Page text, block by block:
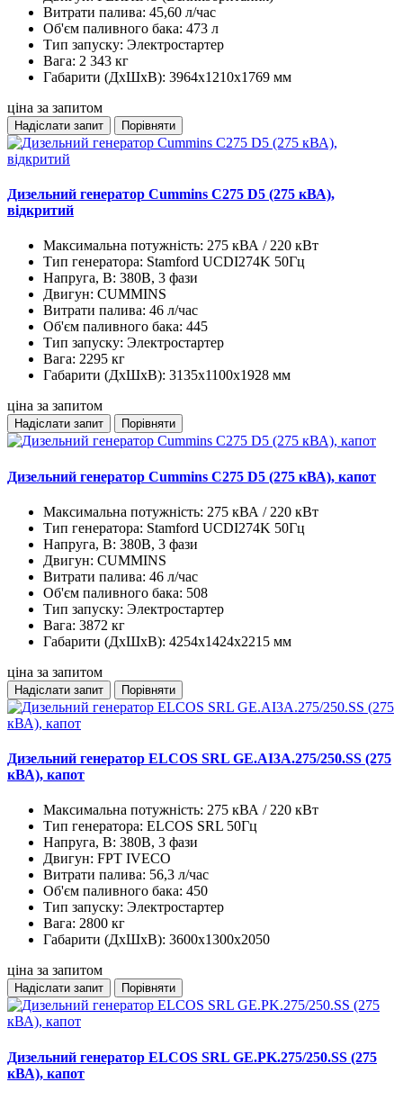
Витрати палива: 45,60 л/час
Об'єм паливного бака: 473 л
Тип запуску: Электростартер
Вага: 2 343 кг
Габарити (ДхШхВ): 3964х1210х1769 мм
ціна за запитом
Надіслати запит Порівняти
Дизельний генератор Cummins C275 D5 (275 кВА),
відкритий
Максимальна потужність: 275 кВА / 220 кВт
Тип генератора: Stamford UCDI274K 50Гц
Напруга, В: 380В, 3 фази
Двигун: CUMMINS
Витрати палива: 46 л/час
Об'єм паливного бака: 445
Тип запуску: Электростартер
Вага: 2295 кг
Габарити (ДхШхВ): 3135х1100х1928 мм
ціна за запитом
Надіслати запит Порівняти
Дизельний генератор Cummins C275 D5 (275 кВА), капот
Максимальна потужність: 275 кВА / 220 кВт
Тип генератора: Stamford UCDI274K 50Гц
Напруга, В: 380В, 3 фази
Двигун: CUMMINS
Витрати палива: 46 л/час
Об'єм паливного бака: 508
Тип запуску: Электростартер
Вага: 3872 кг
Габарити (ДхШхВ): 4254х1424х2215 мм
ціна за запитом
Надіслати запит Порівняти
Дизельний генератор ELCOS SRL GE.AI3A.275/250.SS (275
кВА), капот
Максимальна потужність: 275 кВА / 220 кВт
Тип генератора: ELCOS SRL 50Гц
Напруга, В: 380В, 3 фази
Двигун: FPT IVECO
Витрати палива: 56,3 л/час
Об'єм паливного бака: 450
Тип запуску: Электростартер
Вага: 2800 кг
Габарити (ДхШхВ): 3600x1300x2050
ціна за запитом
Надіслати запит Порівняти
Дизельний генератор ELCOS SRL GE.PK.275/250.SS (275
кВА), капот